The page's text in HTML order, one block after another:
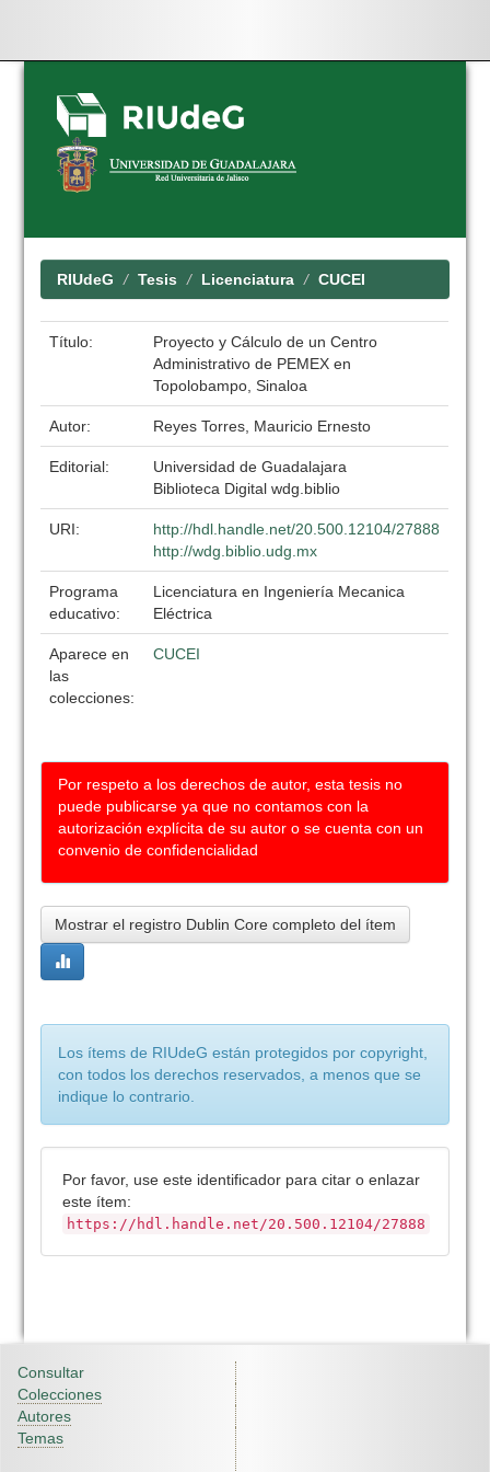
Skip
navigation
RIUdeG Tesis Licenciatura CUCEI
Título:
Proyecto y Cálculo de un Centro
Administrativo de PEMEX en
Topolobampo, Sinaloa
Autor: Reyes Torres, Mauricio Ernesto
Editorial:
Universidad de Guadalajara
Biblioteca Digital wdg.biblio
URI:
http://hdl.handle.net/20.500.12104/27888
http://wdg.biblio.udg.mx
Programa
educativo:
Licenciatura en Ingeniería Mecanica
Eléctrica
Aparece en
las
colecciones:
CUCEI
Por respeto a los derechos de autor, esta tesis no
puede publicarse ya que no contamos con la
autorización explícita de su autor o se cuenta con un
convenio de confidencialidad
Mostrar el registro Dublin Core completo del ítem
Los ítems de RIUdeG están protegidos por copyright,
con todos los derechos reservados, a menos que se
indique lo contrario.
Por favor, use este identificador para citar o enlazar
este ítem:
https://hdl.handle.net/20.500.12104/27888
Consultar
Colecciones
Autores
Temas